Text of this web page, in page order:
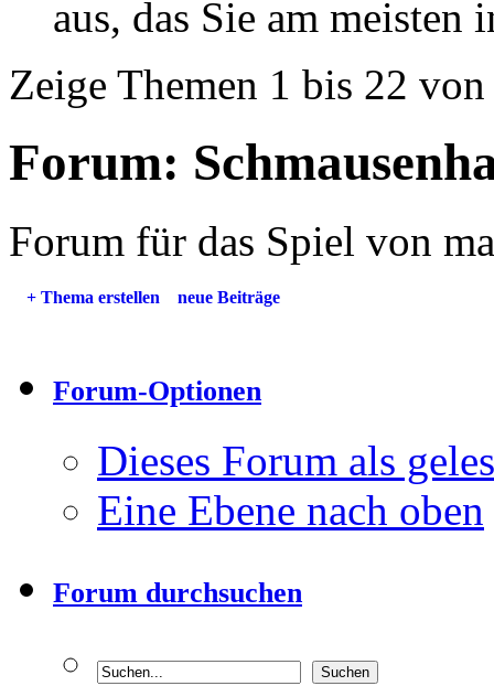
aus, das Sie am meisten
Zeige Themen 1 bis 22
Forum:
Forum für das Spiel von
+ Thema erstellen neue Beiträge
Forum-Optionen
Dieses Forum als
Eine Ebene nach oben
Forum durchsuchen